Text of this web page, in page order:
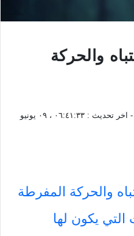
والحركة
- اخر تحديث :
٠٦:٤١:٣٣ ، ٠٩ يونيو
والحركة المفرطة
يكون لها